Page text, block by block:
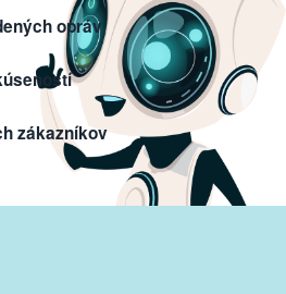
opráv
zákazníkov